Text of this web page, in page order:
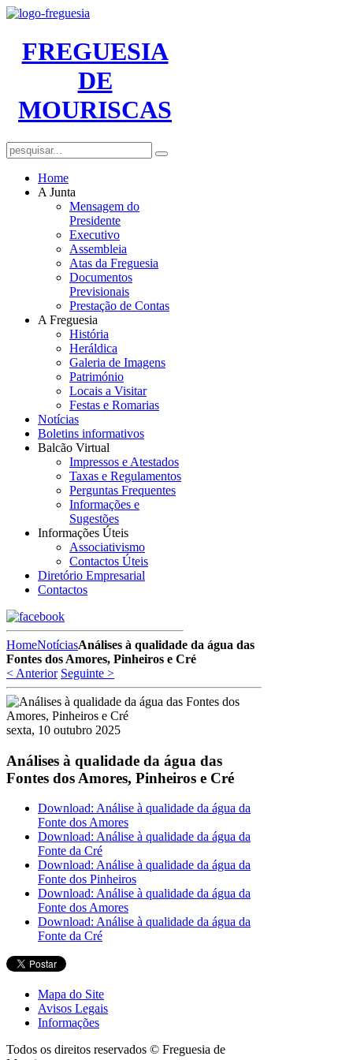
FREGUESIA
DE
MOURISCAS
Home
A Junta
Mensagem do
Presidente
Executivo
Assembleia
Atas da Freguesia
Documentos
Previsionais
Prestação de Contas
A Freguesia
História
Heráldica
Galeria de Imagens
Património
Locais a Visitar
Festas e Romarias
Notícias
Boletins informativos
Balcão Virtual
Impressos e Atestados
Taxas e Regulamentos
Perguntas Frequentes
Informações e
Sugestões
Informações Úteis
Associativismo
Contactos Úteis
Diretório Empresarial
Contactos
HomeNotíciasAnálises à qualidade da água das
Fontes dos Amores, Pinheiros e Cré
< Anterior Seguinte >
sexta, 10 outubro 2025
Análises à qualidade da água das
Fontes dos Amores, Pinheiros e Cré
Download: Análise à qualidade da água da
Fonte dos Amores
Download: Análise à qualidade da água da
Fonte da Cré
Download: Análise à qualidade da água da
Fonte dos Pinheiros
Download: Análise à qualidade da água da
Fonte dos Amores
Download: Análise à qualidade da água da
Fonte da Cré
Mapa do Site
Avisos Legais
Informações
Todos os direitos reservados © Freguesia de